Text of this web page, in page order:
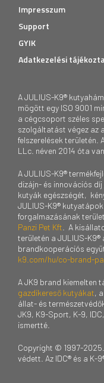
Impresszum
Support
GYIK
Adatkezelési
A JULIUS-K9®
mögött egy ISO 9001
a cégcsoport széles
szolgáltatást végez az
felszerelések területén.
LLc. néven 2014 óta
A JULIUS-K9®
dizájn- és innovációs
kutyák egészségét,
JULIUS-K9®
forgalmazásának
Panzi Pet Kft . A
területén a JULIUS-K9®
brandkooperációs
k9.com/hu/co-brand-
A JK9 brand kiemelten
gazdikereső kutyákat,
állat- és
JK9, K9-Sport, K-9,
ismertté.
Copyright © 1997-2025.
védett. Az IDC® és a K-